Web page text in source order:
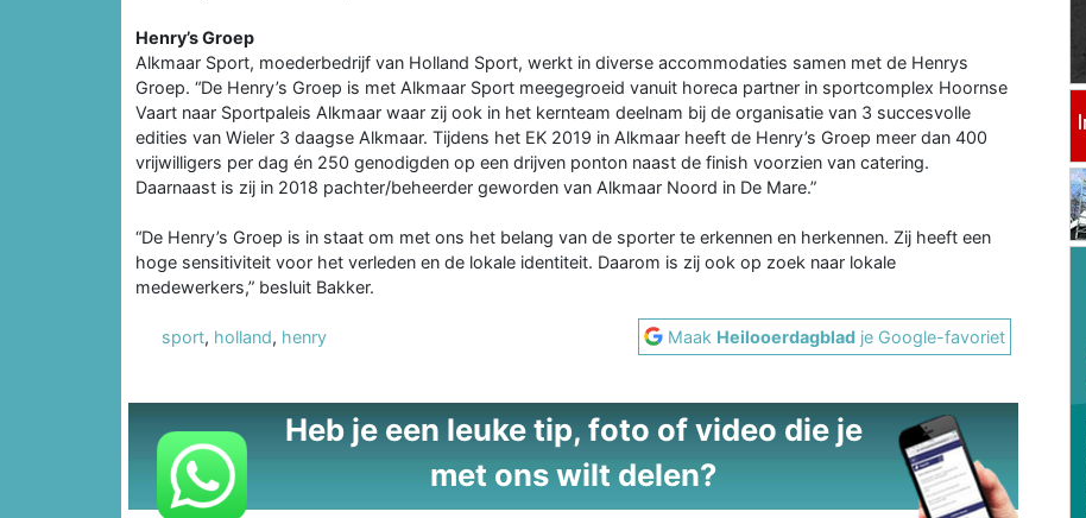
Henry’s Groep
Alkmaar Sport, moederbedrijf van Holland Sport, werkt in diverse accommodaties samen met de Henrys
Groep. “De Henry’s Groep is met Alkmaar Sport meegegroeid vanuit horeca partner in sportcomplex Hoornse
Vaart naar Sportpaleis Alkmaar waar zij ook in het kernteam deelnam bij de organisatie van 3 succesvolle
edities van Wieler 3 daagse Alkmaar. Tijdens het EK 2019 in Alkmaar heeft de Henry’s Groep meer dan 400
vrijwilligers per dag én 250 genodigden op een drijven ponton naast de finish voorzien van catering.
Daarnaast is zij in 2018 pachter/beheerder geworden van Alkmaar Noord in De Mare.”
“De Henry’s Groep is in staat om met ons het belang van de sporter te erkennen en herkennen. Zij heeft een
hoge sensitiviteit voor het verleden en de lokale identiteit. Daarom is zij ook op zoek naar lokale
medewerkers,” besluit Bakker.
sport, holland, henry Maak Heilooerdagblad je Google-favoriet
Heb je een leuke tip, foto of video die je
met ons wilt delen?